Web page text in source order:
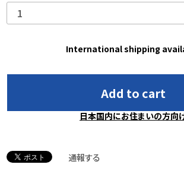
International shipping
Add to cart
日本国内にお住まいの方向
通報する